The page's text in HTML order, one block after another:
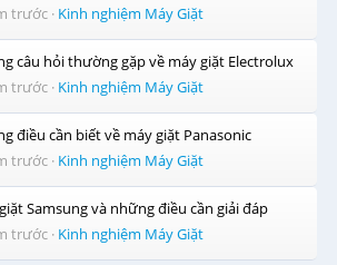
trước · Kinh nghiệm Máy Giặt
câu hỏi thường gặp về máy giặt Electrolux
trước · Kinh nghiệm Máy Giặt
điều cần biết về máy giặt Panasonic
trước · Kinh nghiệm Máy Giặt
Samsung và những điều cần giải đáp
trước · Kinh nghiệm Máy Giặt